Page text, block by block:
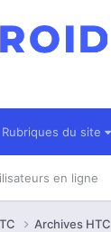
Rubriques du site
en ligne
Archives HTC